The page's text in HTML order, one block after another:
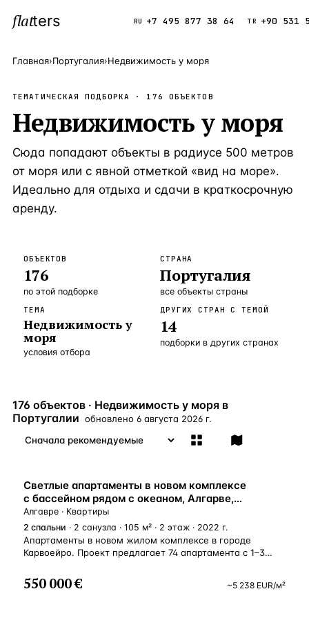
flatters RU +7 495 877 38 64 TR +90 531
ПОПУЛЯРНЫЕ НАПРАВЛЕНИЯ
Турция
Россия 8 554
Испания —Страна 5 430
Кипр —Страна 3 906
Таиланд
Сочи Россия · 3
Бангкок —Локация
Новороссийск
Анталия —Локация
ЧАСТО ИЩУТ
ВСЕ НАПРАВЛЕНИЯ →
Главная›Португалия›Недвижимость у моря
ТЕМАТИЧЕСКАЯ ПОДБОРКА · 176 ОБЪЕКТОВ
Недвижимость у моря
Сюда попадают объекты в радиусе 500 метров
от моря или с явной отметкой «вид на море».
Идеально для отдыха и сдачи в краткосрочную
аренду.
ОБЪЕКТОВ
176
по этой подборке
СТРАНА
Португалия
все объекты страны
ТЕМА
Недвижимость у
моря
условия отбора
ДРУГИХ СТРАН С ТЕМОЙ
14
подборки в других странах
176 объектов · Недвижимость у моря в
Португалии обновлено 6 августа 2026 г.
ВНЖ
Светлые апартаменты в новом комплексе
с бассейном рядом с океаном, Алгарве,
Португалия
Алгавре · Квартиры
2 спальни · 2 санузла · 105 м² · 2 этаж · 2022 г.
Апартаменты в новом жилом комплексе в городе
Карвоейро. Проект предлагает 74 апартамента с 1–3
территорию, апартаменты Т2 и Т3 имеют вид на океан.
У жильцов есть доступ к бассейнам, садам, паркам,
550 000 € ~5 238 EUR/м²